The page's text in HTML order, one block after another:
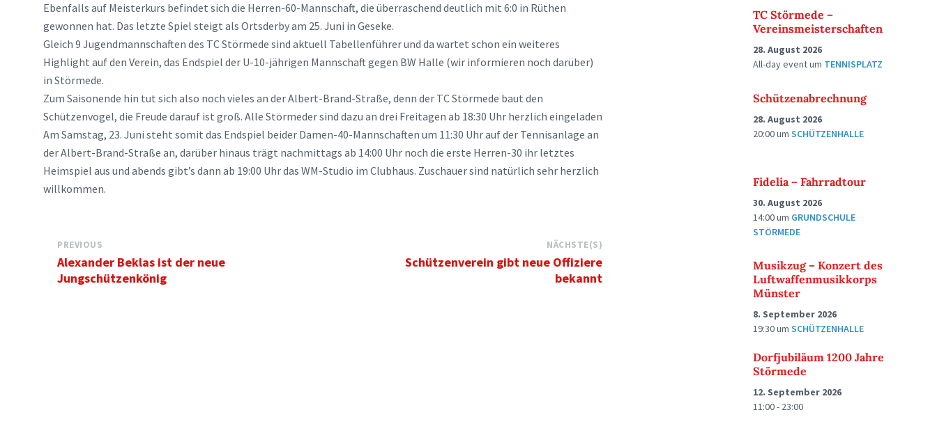
Ebenfalls auf Meisterkurs befindet sich die Herren-60-Mannschaft, die überraschend deutlich mit 6:0 in Rüthen
gewonnen hat. Das letzte Spiel steigt als Ortsderby am 25. Juni in Geseke.
Gleich 9 Jugendmannschaften des TC Störmede sind aktuell Tabellenführer und da wartet schon ein weiteres
Highlight auf den Verein, das Endspiel der U-10-jährigen Mannschaft gegen BW Halle (wir informieren noch darüber)
in Störmede.
Zum Saisonende hin tut sich also noch vieles an der Albert-Brand-Straße, denn der TC Störmede baut den
Schützenvogel, die Freude darauf ist groß. Alle Störmeder sind dazu an drei Freitagen ab 18:30 Uhr herzlich eingeladen
Am Samstag, 23. Juni steht somit das Endspiel beider Damen-40-Mannschaften um 11:30 Uhr auf der Tennisanlage an
der Albert-Brand-Straße an, darüber hinaus trägt nachmittags ab 14:00 Uhr noch die erste Herren-30 ihr letztes
Heimspiel aus und abends gibt’s dann ab 19:00 Uhr das WM-Studio im Clubhaus. Zuschauer sind natürlich sehr herzlich
willkommen.
PREVIOUS
Alexander Beklas ist der neue
Jungschützenkönig
NÄCHSTE(S)
Schützenverein gibt neue Offiziere
bekannt
TC Störmede –
Vereinsmeisterschaften
28. August 2026
All-day eventum TENNISPLATZ
Schützenabrechnung
28. August 2026
20:00umSCHÜTZENHALLE
Fidelia – Fahrradtour
30. August 2026
14:00um GRUNDSCHULE
STÖRMEDE
Musikzug – Konzert des
Luftwaffenmusikkorps
Münster
8. September 2026
19:30umSCHÜTZENHALLE
Dorfjubiläum 1200 Jahre
Störmede
12. September 2026
11:00 - 23:00